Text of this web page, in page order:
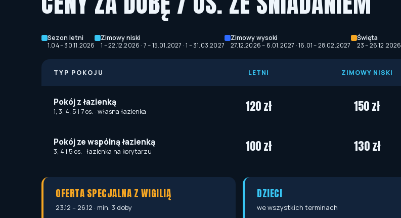
Sezon letni
1.04 – 30.11.2026
Zimowy niski
1 – 22.12.2026 · 7 – 15.01.2027 · 1 – 31.03.2027
Zimowy wysoki
27.12.2026 – 6.01.2027 · 16.01 – 28.02.2027
Święta
23 – 26.12.2026
TYP POKOJU LETNI ZIMOWY NISKI
Pokój z łazienką
1, 3, 4, 5 i 7 os. · własna łazienka 120 zł 150 zł
Pokój ze wspólną łazienką
3, 4 i 5 os. · łazienka na korytarzu 100 zł 130 zł
OFERTA SPECJALNA Z WIGILIĄ
23.12 – 26.12 · min. 3 doby
DZIECI
we wszystkich terminach